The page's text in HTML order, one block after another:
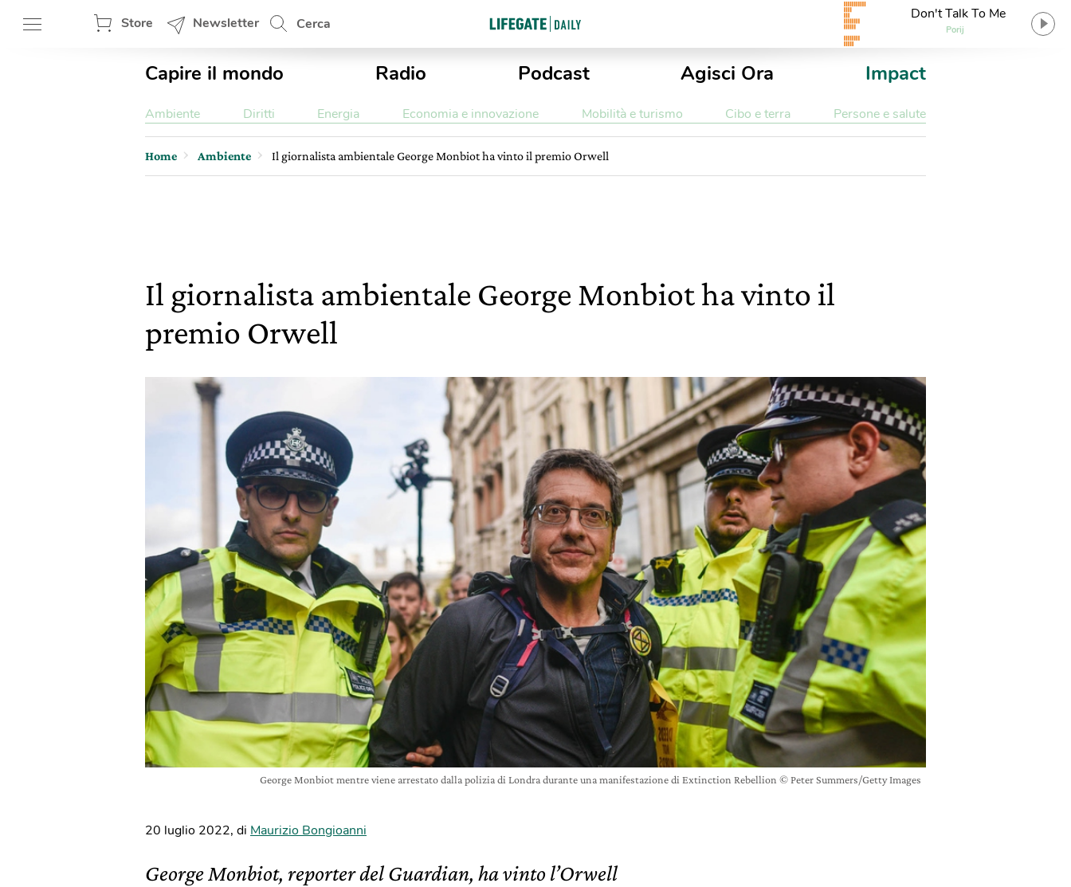
Store Newsletter Cerca
Don't Talk To Me
Porij
Capire il mondo Radio Podcast Agisci Ora Impact
Ambiente Diritti Energia Economia e innovazione Mobilità e turismo Cibo e terra Persone e salute
Home Ambiente Il giornalista ambientale George Monbiot ha vinto il premio Orwell
Il giornalista ambientale George Monbiot ha vinto il
premio Orwell
George Monbiot mentre viene arrestato dalla polizia di Londra durante una manifestazione di Extinction Rebellion © Peter Summers/Getty Images
20 luglio 2022, di Maurizio Bongioanni
George Monbiot, reporter del Guardian, ha vinto l’Orwell